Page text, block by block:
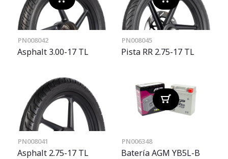
PN008042
Asphalt 3.00-17 TL
PN008045
Pista RR 2.75-17 TL
PN008041
Asphalt 2.75-17 TL
PN006348
Batería AGM YB5L-B